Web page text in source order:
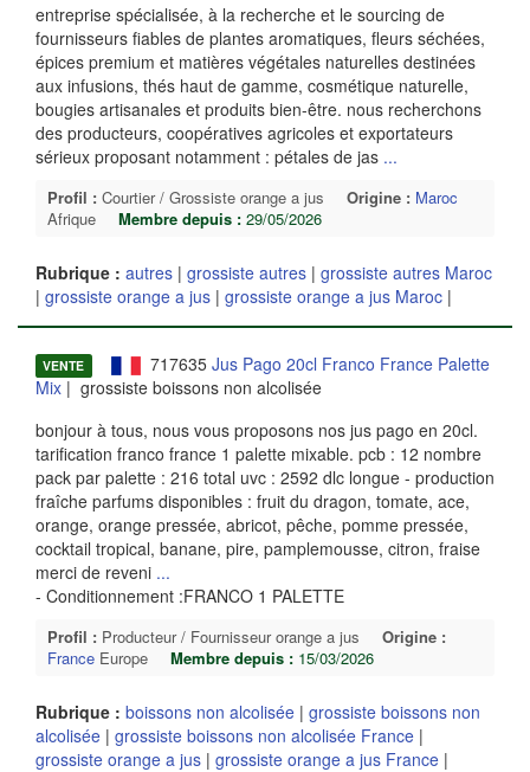
entreprise spécialisée, à la recherche et le sourcing de
fournisseurs fiables de plantes aromatiques, fleurs séchées,
épices premium et matières végétales naturelles destinées
aux infusions, thés haut de gamme, cosmétique naturelle,
bougies artisanales et produits bien-être. nous recherchons
des producteurs, coopératives agricoles et exportateurs
sérieux proposant notamment : pétales de jas ...
Profil : Courtier / Grossiste orange a jus Origine : Maroc
Afrique
Membre depuis : 29/05/2026
Rubrique : autres | grossiste autres | grossiste autres Maroc
| grossiste orange a jus | grossiste orange a jus Maroc |
VENTE 717635 Jus Pago 20cl Franco France Palette
Mix | grossiste boissons non alcolisée
bonjour à tous, nous vous proposons nos jus pago en 20cl.
tarification franco france 1 palette mixable. pcb : 12 nombre
pack par palette : 216 total uvc : 2592 dlc longue - production
fraîche parfums disponibles : fruit du dragon, tomate, ace,
orange, orange pressée, abricot, pêche, pomme pressée,
cocktail tropical, banane, pire, pamplemousse, citron, fraise
merci de reveni ...
- Conditionnement :FRANCO 1 PALETTE
Profil : Producteur / Fournisseur orange a jus
Origine :
France Europe Membre depuis : 15/03/2026
Rubrique : boissons non alcolisée | grossiste boissons non
alcolisée | grossiste boissons non alcolisée France |
grossiste orange a jus | grossiste orange a jus France |